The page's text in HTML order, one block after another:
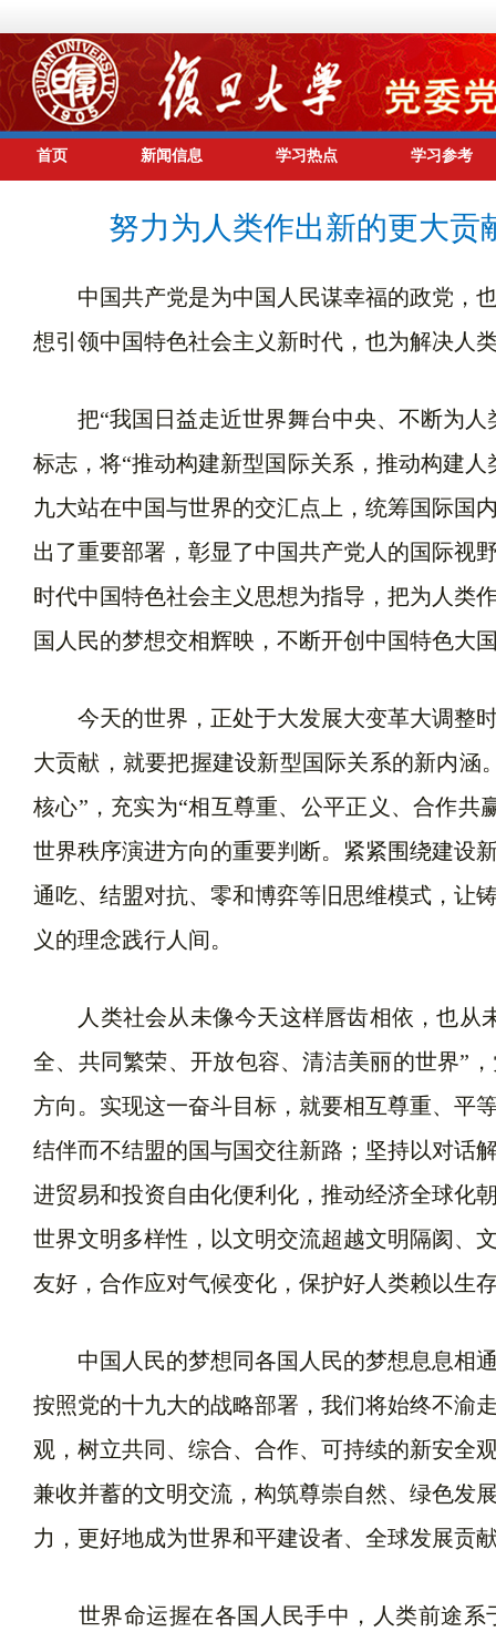
首页 新闻信息 学习热点 学习参考
努力为人类作出新的更大
中国共产党是为中国人民谋幸福的政党，也
想引领中国特色社会主义新时代，也为解决人
把“我国日益走近世界舞台中央、不断为人
标志，将“推动构建新型国际关系，推动构建
九大站在中国与世界的交汇点上，统筹国际国
出了重要部署，彰显了中国共产党人的国际视
时代中国特色社会主义思想为指导，把为人类
国人民的梦想交相辉映，不断开创中国特色大
今天的世界，正处于大发展大变革大调整时
大贡献，就要把握建设新型国际关系的新内涵
核心”，充实为“相互尊重、公平正义、合作
世界秩序演进方向的重要判断。紧紧围绕建设
通吃、结盟对抗、零和博弈等旧思维模式，让
义的理念践行人间。
人类社会从未像今天这样唇齿相依，也从
全、共同繁荣、开放包容、清洁美丽的世界”
方向。实现这一奋斗目标，就要相互尊重、平
结伴而不结盟的国与国交往新路；坚持以对话
进贸易和投资自由化便利化，推动经济全球化
世界文明多样性，以文明交流超越文明隔阂、
友好，合作应对气候变化，保护好人类赖以生
中国人民的梦想同各国人民的梦想息息相通
按照党的十九大的战略部署，我们将始终不渝
观，树立共同、综合、合作、可持续的新安全
兼收并蓄的文明交流，构筑尊崇自然、绿色发
力，更好地成为世界和平建设者、全球发展贡
世界命运握在各国人民手中，人类前途系